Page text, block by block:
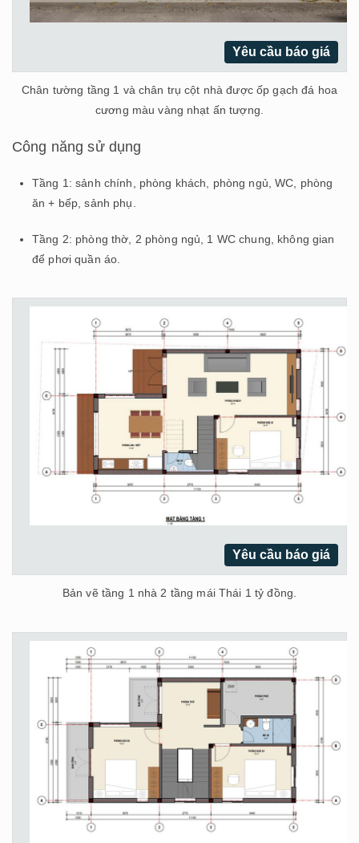
Yêu cầu báo giá
Chân tường tầng 1 và chân trụ cột nhà được ốp gạch đá hoa
cương màu vàng nhạt ấn tượng.
Công năng sử dụng
Tầng 1: sảnh chính, phòng khách, phòng ngủ, WC, phòng
ăn + bếp, sảnh phụ.
Tầng 2: phòng thờ, 2 phòng ngủ, 1 WC chung, không gian
để phơi quần áo.
Yêu cầu báo giá
Bản vẽ tầng 1 nhà 2 tầng mái Thái 1 tỷ đồng.